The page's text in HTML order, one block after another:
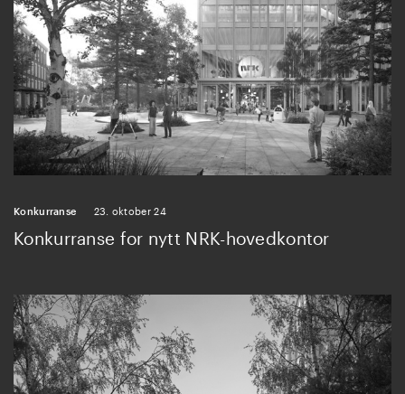
Konkurranse 23. oktober 24
Konkurranse for nytt NRK-hovedkontor